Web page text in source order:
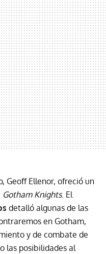
Geoff Ellenor, ofreció un
Gotham Knights. El
detalló algunas de las
en Gotham,
y de combate de
las posibilidades al